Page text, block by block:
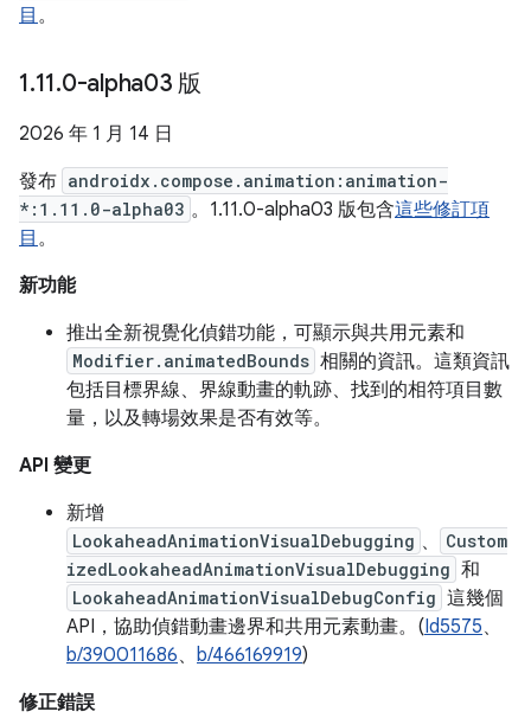
目 。
1.11.0-alpha03 版
2026 年 1 月 14 日
發布 androidx.compose.animation:animation-
*:1.11.0-alpha03 。1.11.0-alpha03 版包含這些修訂項
目 。
新功能
推出全新視覺化偵錯功能，可顯示與共用元素和
Modifier.animatedBounds 相關的資訊。這類資訊
包括目標界線、界線動畫的軌跡、找到的相符項目數
量，以及轉場效果是否有效等。
API 變更
新增
LookaheadAnimationVisualDebugging 、
Custom
izedLookaheadAnimationVisualDebugging 和
LookaheadAnimationVisualDebugConfig 這幾個
API，協助偵錯動畫邊界和共用元素動畫。(Id5575、
b/390011686、 b/466169919)
修正錯誤